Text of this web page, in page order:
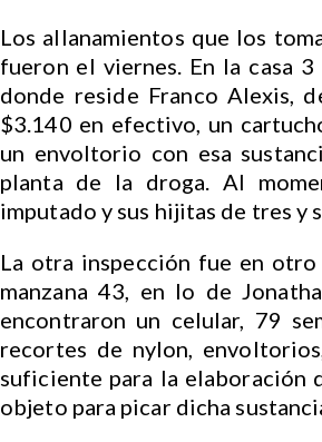
Los allanamientos que los
fueron el viernes. En la casa
donde reside Franco Alexis,
$3.140 en efectivo, un
un envoltorio con esa
planta de la droga. Al
imputado y sus hijitas de tres y
La otra inspección fue en
manzana 43, en lo de
encontraron un celular, 79
recortes de nylon,
suficiente para la elaboración
objeto para picar dicha